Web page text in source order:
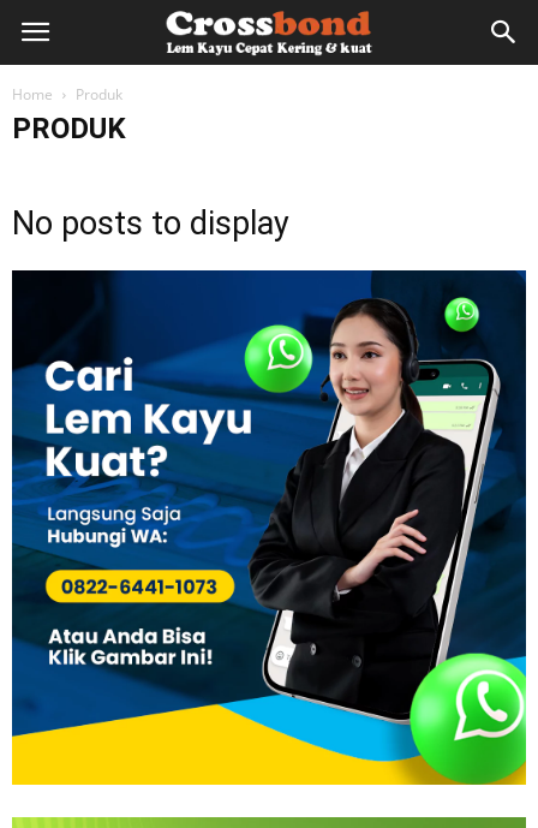
lemkayu.net
Lem
HPL,
Kertas,
Kering,
Home Produk
PRODUK
No posts to display